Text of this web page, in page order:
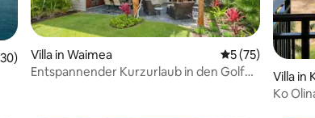
Bewertung: 4,88 von 5, 230 Bewertungen
Villa in Waimea
5 (75)
Entspannender Kurzurlaub in den Golf
Villa in
Ko